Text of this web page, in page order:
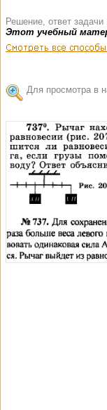
Решение, ответ
Этот учебный
Для просмотра в